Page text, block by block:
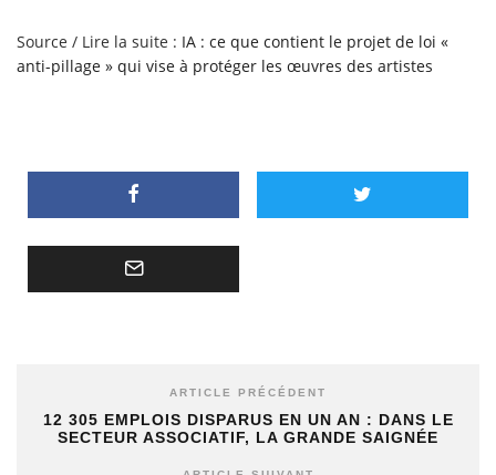
Source / Lire la suite : IA : ce que contient le projet de loi «
anti-pillage » qui vise à protéger les œuvres des artistes
ARTICLE PRÉCÉDENT
12 305 EMPLOIS DISPARUS EN UN AN : DANS LE
SECTEUR ASSOCIATIF, LA GRANDE SAIGNÉE